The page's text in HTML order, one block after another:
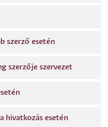
szerző esetén
szerzője szervezet
hivatkozás esetén